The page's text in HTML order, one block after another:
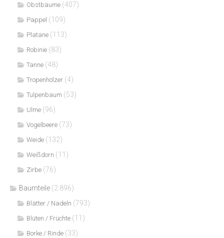
Obstbäume (407)
Pappel (109)
Platane (113)
Robinie (83)
Tanne (48)
Tropenhölzer (4)
Tulpenbaum (53)
Ulme (96)
Vogelbeere (73)
Weide (132)
Weißdorn (11)
Zirbe (76)
Baumteile (2.896)
Blätter / Nadeln (793)
Blüten / Früchte (11)
Borke / Rinde (33)